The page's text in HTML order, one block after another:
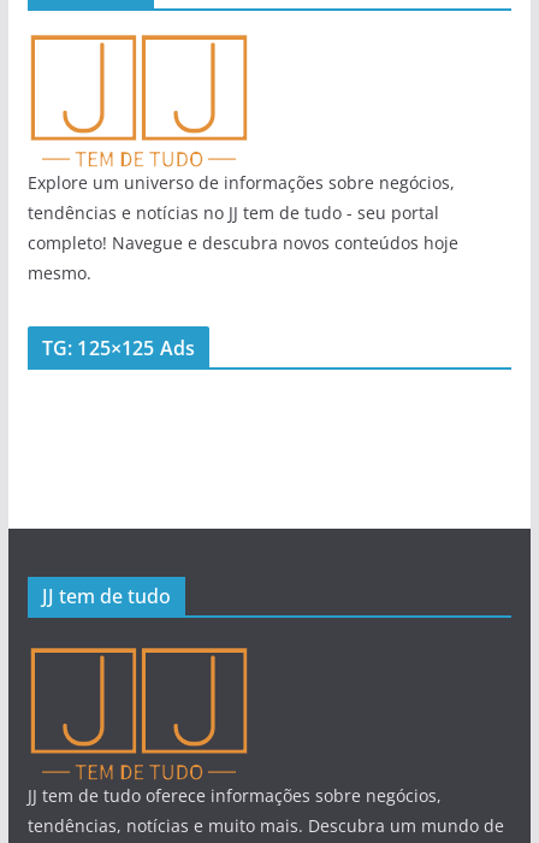
Explore um universo de informações sobre negócios,
tendências e notícias no JJ tem de tudo - seu portal
completo! Navegue e descubra novos conteúdos hoje
mesmo.
TG: 125×125 Ads
JJ tem de tudo
JJ tem de tudo oferece informações sobre negócios,
tendências, notícias e muito mais. Descubra um mundo de